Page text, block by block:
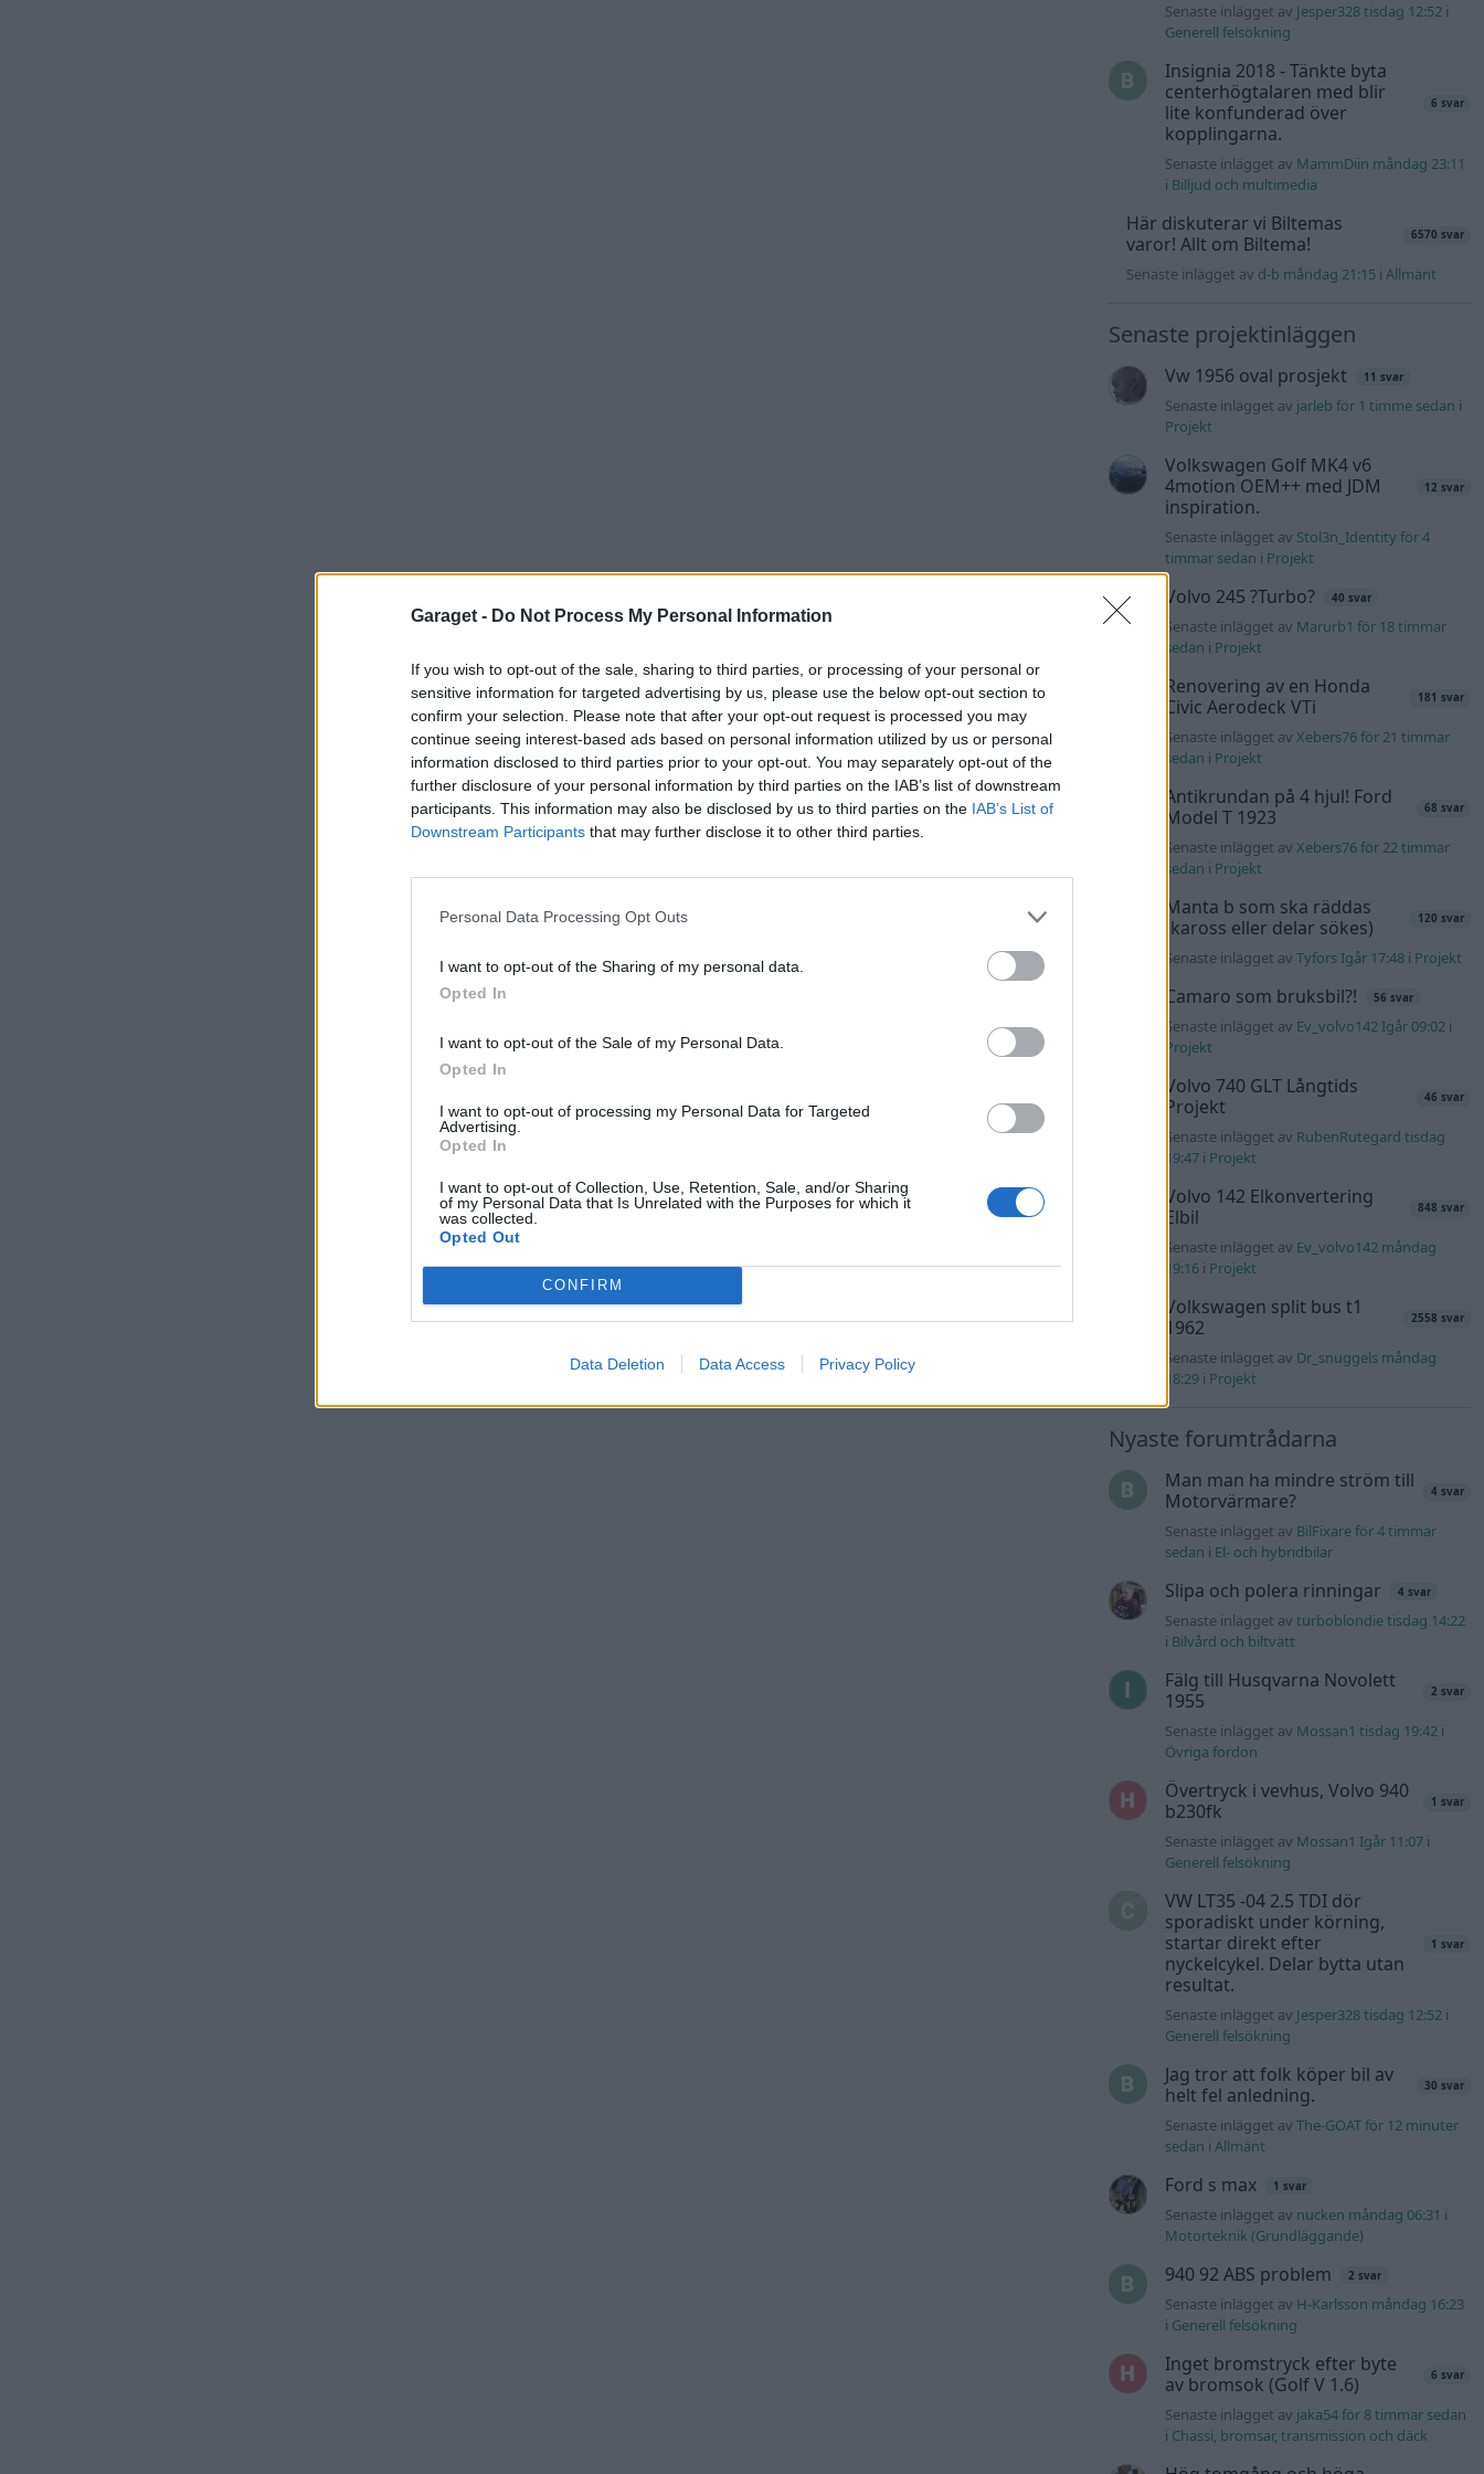
Garaget - Do Not Process My Personal Information
If you wish to opt-out of the sale, sharing to third parties, or processing of your personal or
sensitive information for targeted advertising by us, please use the below opt-out section to
confirm your selection. Please note that after your opt-out request is processed you may
continue seeing interest-based ads based on personal information utilized by us or personal
information disclosed to third parties prior to your opt-out. You may separately opt-out of the
further disclosure of your personal information by third parties on the IAB’s list of downstream
participants. This information may also be disclosed by us to third parties on the IAB’s List of
Downstream Participants that may further disclose it to other third parties.
Personal Data Processing Opt Outs
I want to opt-out of the Sharing of my personal data.
Opted In
I want to opt-out of the Sale of my Personal Data.
Opted In
I want to opt-out of processing my Personal Data for Targeted
Advertising.
Opted In
I want to opt-out of Collection, Use, Retention, Sale, and/or Sharing
of my Personal Data that Is Unrelated with the Purposes for which it
was collected.
Opted Out
CONFIRM
Data Deletion Data Access Privacy Policy
Senaste inlägget av Jesper328 tisdag 12:52 i
Generell felsökning
Insignia 2018 - Tänkte byta
centerhögtalaren med blir
lite konfunderad över
kopplingarna.
6 svar
Senaste inlägget av MammDiin måndag 23:11
i Billjud och multimedia
Här diskuterar vi Biltemas
varor! Allt om Biltema!
6570 svar
Senaste inlägget av d-b måndag 21:15 i Allmänt
Senaste projektinläggen
Vw 1956 oval prosjekt 11 svar
Senaste inlägget av jarleb för 1 timme sedan i
Projekt
Volkswagen Golf MK4 v6
4motion OEM++ med JDM
inspiration.
12 svar
Senaste inlägget av Stol3n_Identity för 4
timmar sedan i Projekt
Volvo 245 ?Turbo? 40 svar
Senaste inlägget av Marurb1 för 18 timmar
sedan i Projekt
Renovering av en Honda
Civic Aerodeck VTi
181 svar
Senaste inlägget avXebers76 för 21 timmar
sedan i Projekt
Antikrundan på 4 hjul! Ford
Model T 1923
68 svar
Senaste inlägget avXebers76 för 22 timmar
sedan i Projekt
Manta b som ska räddas
(kaross eller delar sökes)
120 svar
Senaste inlägget avTyfors Igår 17:48 i Projekt
Camaro som bruksbil?! 56 svar
Senaste inlägget av Ev_volvo142 Igår 09:02 i
Projekt
Volvo 740 GLT Långtids
Projekt
46 svar
Senaste inlägget av RubenRutegard tisdag
19:47 i Projekt
Volvo 142 Elkonvertering
Elbil
848 svar
Senaste inlägget av Ev_volvo142 måndag
19:16 i Projekt
Volkswagen split bus t1
1962
2558 svar
Senaste inlägget av Dr_snuggels måndag
18:29 i Projekt
Nyaste forumtrådarna
Man man ha mindre ström till
Motorvärmare?
4 svar
Senaste inlägget av BilFixare för 4 timmar
sedan i El- och hybridbilar
Slipa och polera rinningar 4 svar
Senaste inlägget avturboblondie tisdag 14:22
i Bilvård och biltvätt
Fälg till Husqvarna Novolett
1955
2 svar
Senaste inlägget av Mossan1 tisdag 19:42 i
Övriga fordon
Övertryck i vevhus, Volvo 940
b230fk
1 svar
Senaste inlägget av Mossan1 Igår 11:07 i
Generell felsökning
VW LT35 -04 2.5 TDI dör
sporadiskt under körning,
startar direkt efter
nyckelcykel. Delar bytta utan
resultat.
1 svar
Senaste inlägget av Jesper328 tisdag 12:52 i
Generell felsökning
Jag tror att folk köper bil av
helt fel anledning.
30 svar
Senaste inlägget avThe-GOAT för 12 minuter
sedan iAllmänt
Ford s max 1 svar
Senaste inlägget av nucken måndag 06:31 i
Motorteknik (Grundläggande)
940 92 ABS problem 2 svar
Senaste inlägget av H-Karlsson måndag 16:23
i Generell felsökning
Inget bromstryck efter byte
av bromsok (Golf V 1.6)
6 svar
Senaste inlägget av jaka54 för 8 timmar sedan
i Chassi, bromsar, transmission och däck